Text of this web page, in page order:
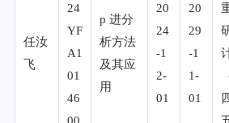
任汝
飞
24
YF
A1
01
46
00
p 进分
析方法
及其应
用
20
24
-1
2-
01
20
29
-1
1-
01